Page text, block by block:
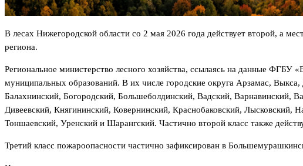
В лесах Нижегородской области со 2 мая 2026 года действует второй, а
региона.
Региональное министерство лесного хозяйства, ссылаясь на данные
муниципальных образований. В их числе городские округа Арзамас,
Балахнинский, Богородский, Большеболдинский, Вадский, Варнавинский,
Дивеевский, Княгининский, Ковернинский, Краснобаковский,
Тоншаевский, Уренский и Шарангский. Частично второй класс также
Третий класс пожароопасности частично зафиксирован в